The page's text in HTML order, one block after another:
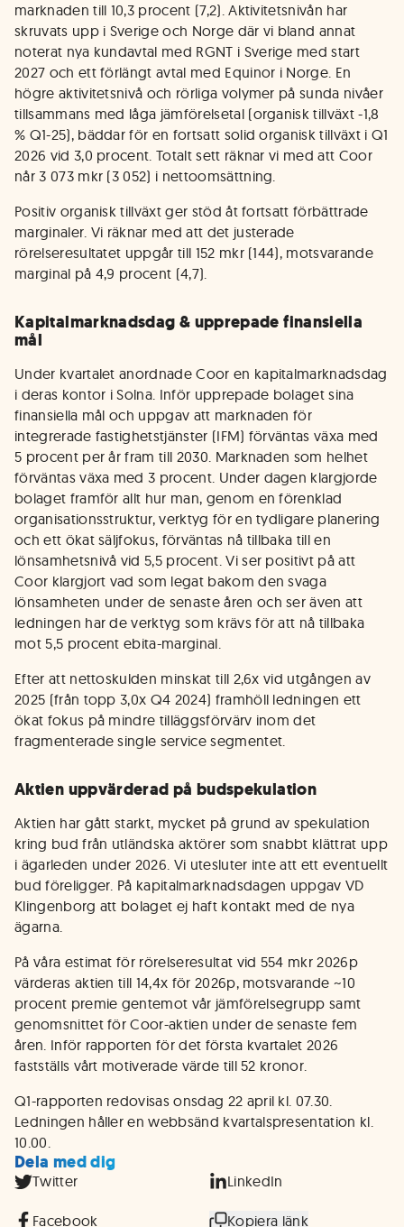
marknaden till 10,3 procent (7,2). Aktivitetsnivån har
skruvats upp i Sverige och Norge där vi bland annat
noterat nya kundavtal med RGNT i Sverige med start
2027 och ett förlängt avtal med Equinor i Norge. En
högre aktivitetsnivå och rörliga volymer på sunda nivåer
tillsammans med låga jämförelsetal (organisk tillväxt -1,8
% Q1-25), bäddar för en fortsatt solid organisk tillväxt i Q1
2026 vid 3,0 procent. Totalt sett räknar vi med att Coor
når 3 073 mkr (3 052) i nettoomsättning.
Positiv organisk tillväxt ger stöd åt fortsatt förbättrade
marginaler. Vi räknar med att det justerade
rörelseresultatet uppgår till 152 mkr (144), motsvarande
marginal på 4,9 procent (4,7).
Kapitalmarknadsdag & upprepade finansiella
mål
Under kvartalet anordnade Coor en kapitalmarknadsdag
i deras kontor i Solna. Inför upprepade bolaget sina
finansiella mål och uppgav att marknaden för
integrerade fastighetstjänster (IFM) förväntas växa med
5 procent per år fram till 2030. Marknaden som helhet
förväntas växa med 3 procent. Under dagen klargjorde
bolaget framför allt hur man, genom en förenklad
organisationsstruktur, verktyg för en tydligare planering
och ett ökat säljfokus, förväntas nå tillbaka till en
lönsamhetsnivå vid 5,5 procent. Vi ser positivt på att
Coor klargjort vad som legat bakom den svaga
lönsamheten under de senaste åren och ser även att
ledningen har de verktyg som krävs för att nå tillbaka
mot 5,5 procent ebita-marginal.
Efter att nettoskulden minskat till 2,6x vid utgången av
2025 (från topp 3,0x Q4 2024) framhöll ledningen ett
ökat fokus på mindre tilläggsförvärv inom det
fragmenterade single service segmentet.
Aktien uppvärderad på budspekulation
Aktien har gått starkt, mycket på grund av spekulation
kring bud från utländska aktörer som snabbt klättrat upp
i ägarleden under 2026. Vi utesluter inte att ett eventuellt
bud föreligger. På kapitalmarknadsdagen uppgav VD
Klingenborg att bolaget ej haft kontakt med de nya
ägarna.
På våra estimat för rörelseresultat vid 554 mkr 2026p
värderas aktien till 14,4x för 2026p, motsvarande ~10
procent premie gentemot vår jämförelsegrupp samt
genomsnittet för Coor-aktien under de senaste fem
åren. Inför rapporten för det första kvartalet 2026
fastställs vårt motiverade värde till 52 kronor.
Q1-rapporten redovisas onsdag 22 april kl. 07.30.
Ledningen håller en webbsänd kvartalspresentation kl.
10.00.
Dela med dig
Twitter LinkedIn
Facebook Kopiera länk